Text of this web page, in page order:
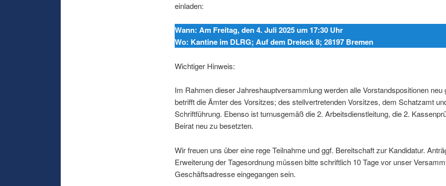
einladen:
Wann: Am Freitag, den 4. Juli 2025 um 17:30 Uhr
Wo: Kantine im DLRG; Auf dem Dreieck 8; 28197 Bremen
Wichtiger Hinweis:
Im Rahmen dieser Jahreshauptversammlung werden alle Vorstandspositionen neu
betrifft die Ämter des Vorsitzes; des stellvertretenden Vorsitzes, dem Schatzamt
Schriftführung. Ebenso ist turnusgemäß die 2. Arbeitsdienstleitung, die 2.
Beirat neu zu besetzten.
Wir freuen uns über eine rege Teilnahme und ggf. Bereitschaft zur Kandidatur.
Erweiterung der Tagesordnung müssen bitte schriftlich 10 Tage vor unser
Geschäftsadresse eingegangen sein.